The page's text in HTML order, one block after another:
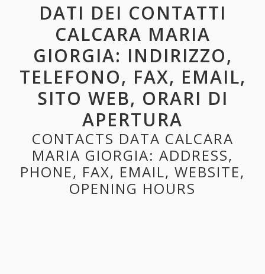
DATI DEI CONTATTI
CALCARA MARIA
GIORGIA: INDIRIZZO,
TELEFONO, FAX, EMAIL,
SITO WEB, ORARI DI
APERTURA
CONTACTS DATA CALCARA
MARIA GIORGIA: ADDRESS,
PHONE, FAX, EMAIL, WEBSITE,
OPENING HOURS